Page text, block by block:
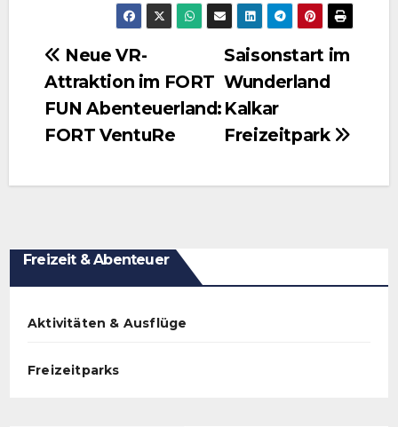
BeitragsnavigationSaisonstart im
Wunderland
Kalkar
Freizeitpark
Neue VR-
Attraktion im FORT
FUN Abenteuerland:
FORT VentuRe
Freizeit & Abenteuer
Aktivitäten & Ausflüge
Freizeitparks